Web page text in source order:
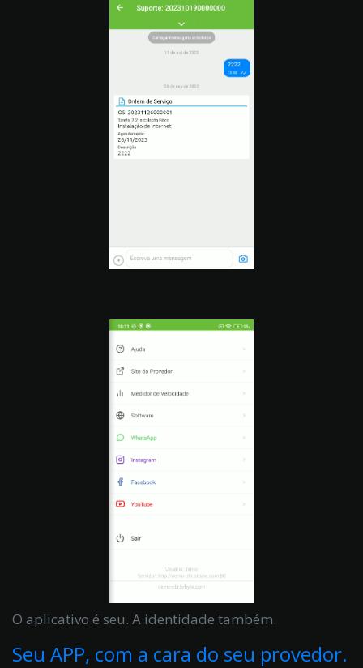
O aplicativo é seu. A identidade também.
Seu APP, com a cara do seu provedor.